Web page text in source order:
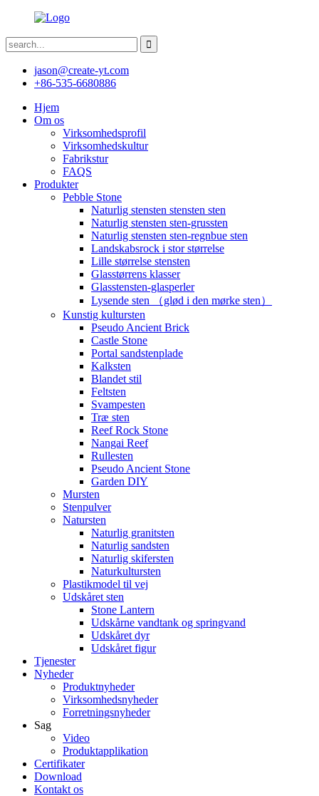
jason@create-yt.com
+86-535-6680886
Hjem
Om os
Virksomhedsprofil
Virksomhedskultur
Fabrikstur
FAQS
Produkter
Pebble Stone
Naturlig stensten stensten sten
Naturlig stensten sten-grussten
Naturlig stensten sten-regnbue sten
Landskabsrock i stor størrelse
Lille størrelse stensten
Glasstørrens klasser
Glasstensten-glasperler
Lysende sten （glød i den mørke sten）
Kunstig kultursten
Pseudo Ancient Brick
Castle Stone
Portal sandstenplade
Kalksten
Blandet stil
Feltsten
Svampesten
Træ sten
Reef Rock Stone
Nangai Reef
Rullesten
Pseudo Ancient Stone
Garden DIY
Mursten
Stenpulver
Natursten
Naturlig granitsten
Naturlig sandsten
Naturlig skifersten
Naturkultursten
Plastikmodel til vej
Udskåret sten
Stone Lantern
Udskårne vandtank og springvand
Udskåret dyr
Udskåret figur
Tjenester
Nyheder
Produktnyheder
Virksomhedsnyheder
Forretningsnyheder
Sag
Video
Produktapplikation
Certifikater
Download
Kontakt os